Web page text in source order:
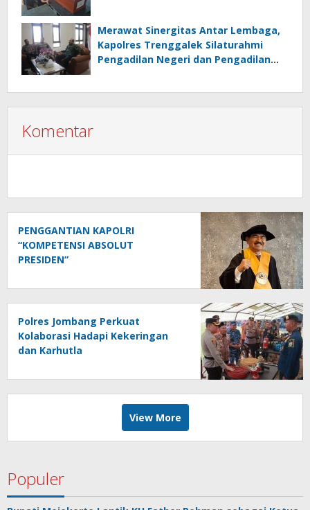
Merawat Sinergitas Antar Lembaga,
Kapolres Trenggalek Silaturahmi
Pengadilan Negeri dan Pengadilan
Komentar
PENGGANTIAN KAPOLRI
“KOMPETENSI ABSOLUT
PRESIDEN”
Polres Jombang Perkuat
Kolaborasi Hadapi Kekeringan
dan Karhutla
View More
Populer